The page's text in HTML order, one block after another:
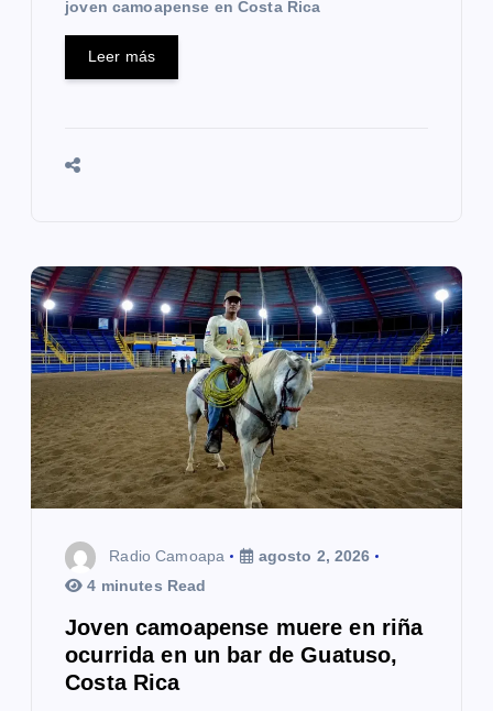
joven camoapense en Costa Rica
Leer más
Radio Camoapa
agosto 2, 2026
4 minutes Read
Joven camoapense muere en riña
ocurrida en un bar de Guatuso,
Costa Rica